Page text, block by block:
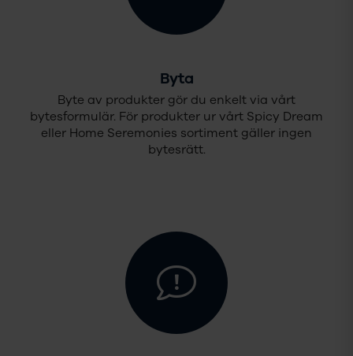
Byta
Byte av produkter gör du enkelt via vårt
bytesformulär. För produkter ur vårt Spicy Dream
eller Home Seremonies sortiment gäller ingen
bytesrätt.